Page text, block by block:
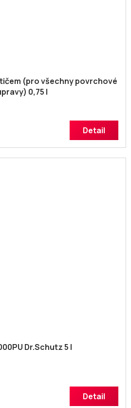
(pro všechny povrchové
0,75 l
Detail
Dr.Schutz 5 l
Detail